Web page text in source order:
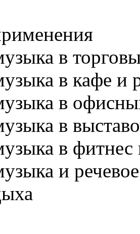
в
в кафе и
в
в
в фитнес
и